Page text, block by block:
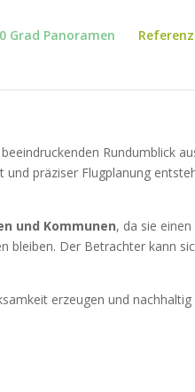
Grad Panoramen
Rundumblick
präziser Flugplanung
und Kommunen, da sie
Der Betrachter kann
erzeugen und nachhaltig